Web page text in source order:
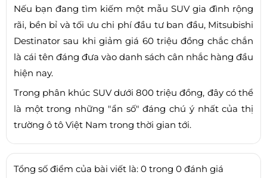
Nếu bạn đang tìm kiếm một mẫu SUV gia đình rộng
rãi, bền bỉ và tối ưu chi phí đầu tư ban đầu, Mitsubishi
Destinator sau khi giảm giá 60 triệu đồng chắc chắn
là cái tên đáng đưa vào danh sách cân nhắc hàng đầu
hiện nay.
Trong phân khúc SUV dưới 800 triệu đồng, đây có thể
là một trong những "ẩn số" đáng chú ý nhất của thị
trường ô tô Việt Nam trong thời gian tới.
Tổng số điểm của bài viết là: 0 trong 0 đánh giá